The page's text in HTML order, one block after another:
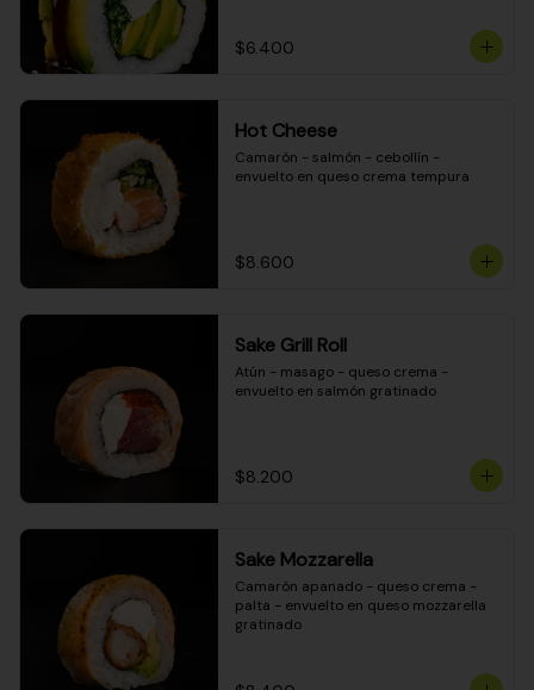
$6.400
Hot Cheese
Camarón - salmón - cebollín -
envuelto en queso crema tempura
$8.600
Sake Grill Roll
Atún - masago - queso crema -
envuelto en salmón gratinado
$8.200
Sake Mozzarella
Camarón apanado - queso crema -
palta - envuelto en queso mozzarella
gratinado